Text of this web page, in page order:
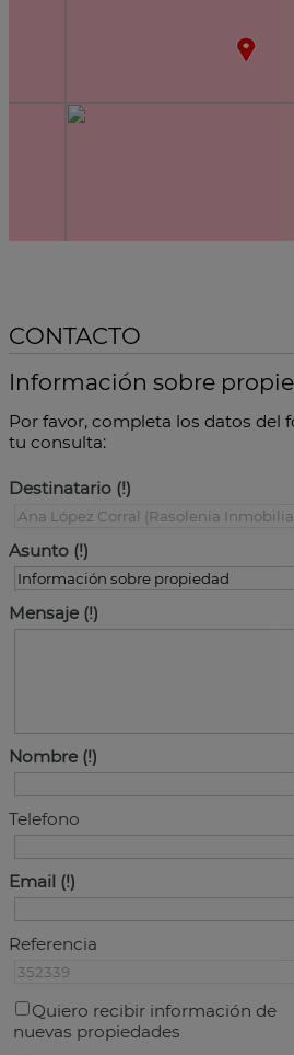
CONTACTO
Información sobre
Por favor, completa los datos del
tu consulta:
Destinatario
Asunto
Mensaje
Nombre
Telefono
Email
Referencia
Quiero recibir información de
nuevas propiedades